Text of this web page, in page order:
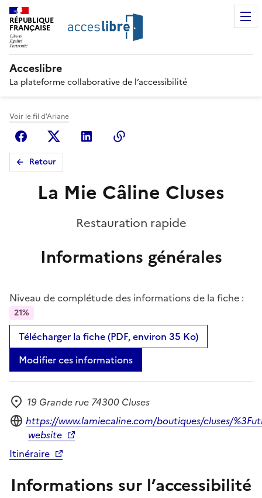
RÉPUBLIQUE
FRANÇAISE
Acceslibre
La plateforme collaborative de l’accessibilité
Voir le fil d'Ariane
FacebookX (anciennement Twitter)
Linkedin
Retour
La Mie Câline Cluses
Restauration rapide
Informations générales
Niveau de complétude des informations de la fiche :
21%
Télécharger la fiche (PDF, environ 35 Ko)
Modifier ces informations
Adresse
19 Grande rue 74300 Cluses
Site internet
https://www.lamiecaline.com/boutiques/cluses/
website
Itinéraire
Informations sur l’accessibilité